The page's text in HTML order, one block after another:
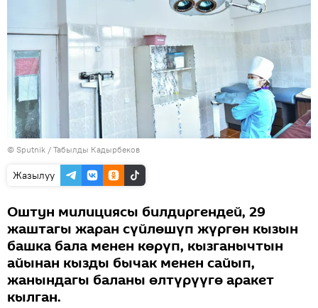
© Sputnik / Табылды Кадырбеков
Жазылуу
Оштун милициясы билдиргендей, 29
жаштагы жаран сүйлөшүп жүргөн кызын
башка бала менен көрүп, кызганычтын
айынан кызды бычак менен сайып,
жанындагы баланы өлтүрүүгө аракет
кылган.